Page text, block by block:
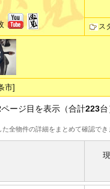
ス
市]
ページ目を表示（合計223
た全物件の詳細をまとめて確認でき